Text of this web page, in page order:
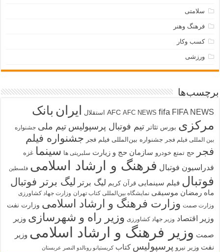
سلامتی
فرهنگ وهنر
کسب وکار
ورزشی
برچسب‌ها
AFC AFC NEWS fifa FIFA NEWS استقلال ایران بانک
مرکزی بورس تئاتر تیم فوتبال پرسپولیس تیم ملی جشنواره
بین المللی فیلم فجر جشنواره بین‌المللی فیلم فجر جشنواره فیلم
فجر
حج تمتع خودرو سازمان حج و زیارت سلبریتی ها سینما غزه
فدراسیون فوتبال فرهنگ و ارشاد اسلامی فلسطین
فوتبال فیلم سینمایی قرآن کریم لیگ برتر لیگ برتر فوتبال
ماه رمضان موسیقی نمایشگاه بین‌المللی کتاب تهران وزارت جهاد کشاورزی
وزارت صمت وزارت فرهنگ و ارشاد اسلامی وزارت نفت
وزیر اقتصاد وزیر جهاد کشاورزی وزیر راه و شهرسازی وزیر
صمت وزیر فرهنگ و ارشاد اسلامی وزیر
نفت وزیر نیرو پرسپولیس کتاب کریستیانو رونالدو النصر عربستان